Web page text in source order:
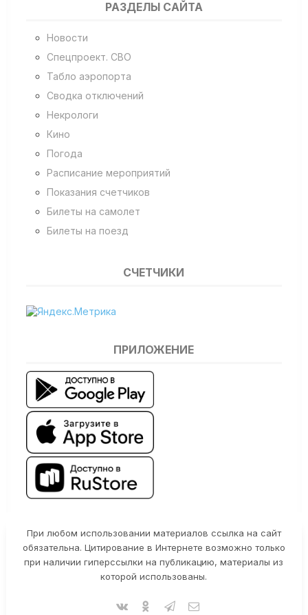
РАЗДЕЛЫ САЙТА
Новости
Спецпроект. СВО
Табло аэропорта
Сводка отключений
Некрологи
Кино
Погода
Расписание мероприятий
Показания счетчиков
Билеты на самолет
Билеты на поезд
СЧЕТЧИКИ
ПРИЛОЖЕНИЕ
При любом использовании материалов ссылка на сайт
обязательна. Цитирование в Интернете возможно только
при наличии гиперссылки на публикацию, материалы из
которой использованы.